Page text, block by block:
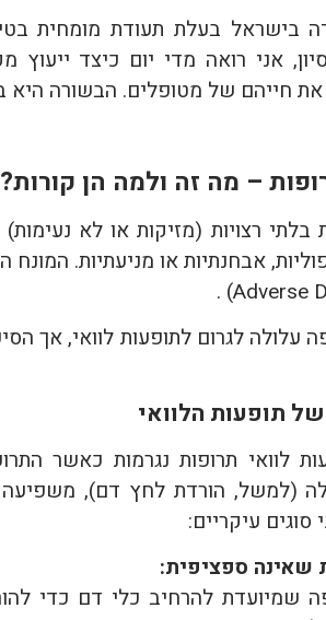
בישראל בעלת תעודת מומחית
שנות ניסיון, אני רואה מדי יום כיצד
את חייהם של מטופלים. הבשורה היא
– מה זה ולמה הן קורות?
בלתי רצויות (מזיקות או לא
אבחנתיות או מניעתיות.
לגרום לתופעות לוואי, אך
תופעות הלוואי
לוואי תרופות נגרמות כאשר
(למשל, הורדת לחץ דם), משפיעה
עיקריים:
שאינה ספציפית:
שמיועדת להרחיב כלי דם כדי